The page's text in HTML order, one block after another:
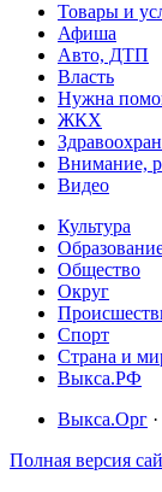
Товары и
Афиша
Авто, ДТП
Власть
Нужна
ЖКХ
Внимание,
Видео
Культура
Общество
Округ
Спорт
Страна и
Выкса.РФ
Выкса.Орг ·
Полная версия